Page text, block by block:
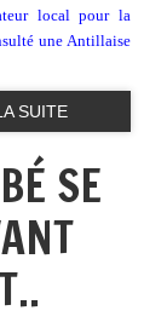
local pour la
une Antillaise
SUITE
SE